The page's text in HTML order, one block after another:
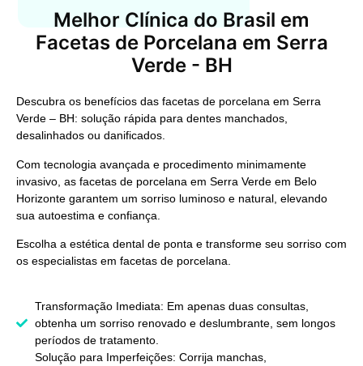
Melhor Clínica do Brasil em
Facetas de Porcelana em Serra
Verde - BH
Descubra os benefícios das facetas de porcelana em Serra
Verde – BH: solução rápida para dentes manchados,
desalinhados ou danificados.
Com tecnologia avançada e procedimento minimamente
invasivo, as facetas de porcelana em Serra Verde em Belo
Horizonte garantem um sorriso luminoso e natural, elevando
sua autoestima e confiança.
Escolha a estética dental de ponta e transforme seu sorriso com
os especialistas em facetas de porcelana.
Transformação Imediata: Em apenas duas consultas,
obtenha um sorriso renovado e deslumbrante, sem longos
períodos de tratamento.
Solução para Imperfeições: Corrija manchas,